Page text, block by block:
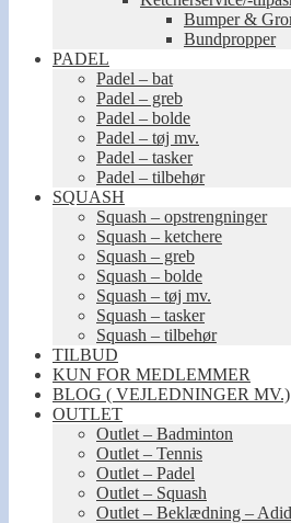
Bumper &
Bundpropper
PADEL
Padel – bat
Padel – greb
Padel – bolde
Padel – tøj mv.
Padel – tasker
Padel – tilbehør
SQUASH
Squash – opstrengninger
Squash – ketchere
Squash – greb
Squash – bolde
Squash – tøj mv.
Squash – tasker
Squash – tilbehør
TILBUD
KUN FOR MEDLEMMER
BLOG ( VEJLEDNINGER MV.)
OUTLET
Outlet – Badminton
Outlet – Tennis
Outlet – Padel
Outlet – Squash
Outlet – Beklædning –